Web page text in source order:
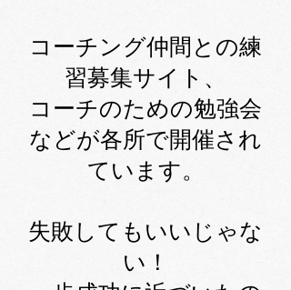
コーチング仲間との練
習募集サイト、
コーチのための勉強会
などが各所で開催され
ています。
失敗してもいいじゃな
い！